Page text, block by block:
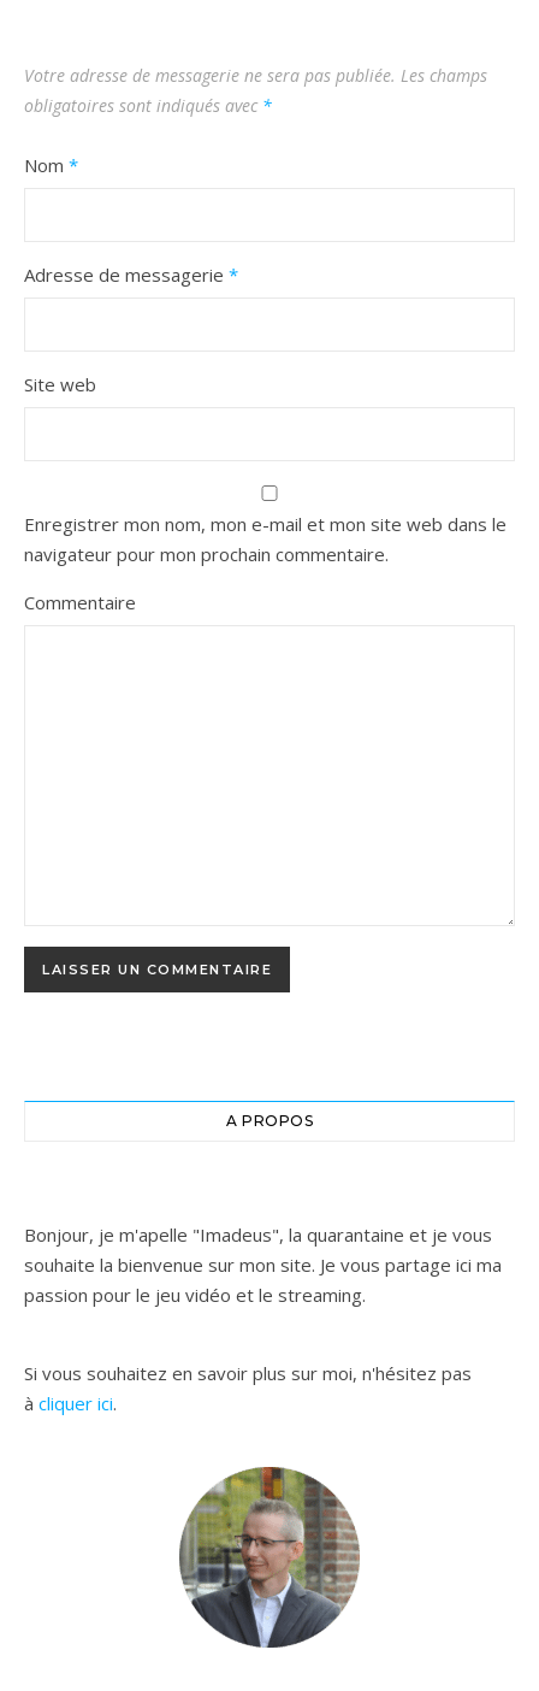
Votre adresse de messagerie ne sera pas publiée. Les champs
obligatoires sont indiqués avec *
Nom *
Adresse de messagerie *
Site web
Enregistrer mon nom, mon e-mail et mon site web dans le
navigateur pour mon prochain commentaire.
Commentaire
A PROPOS
Bonjour, je m'apelle "Imadeus", la quarantaine et je vous
souhaite la bienvenue sur mon site. Je vous partage ici ma
passion pour le jeu vidéo et le streaming.
Si vous souhaitez en savoir plus sur moi, n'hésitez pas
à cliquer ici.